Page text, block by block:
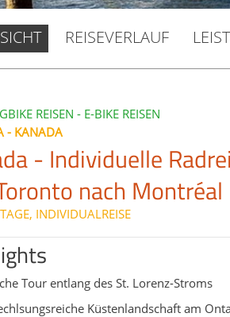
REISEVERLAUF
REISEN - E-BIKE REISEN
- KANADA
- Individuelle
nach Montréal
INDIVIDUALREISE
Tour entlang des St. Lorenz-Stroms
Küstenlandschaft am